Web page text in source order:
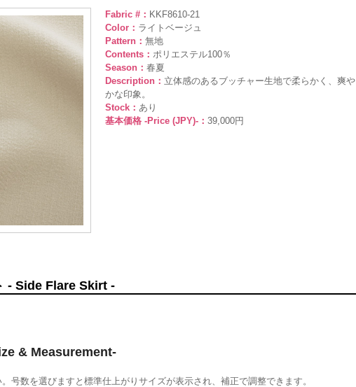
Fabric #： KKF8610-21
Color： ライトベージュ
Pattern： 無地
Contents： ポリエステル100％
Season： 春夏
Description： 立体感のあるブッチャー生地で柔らかく、爽や
かな印象。
Stock： あり
基本価格 -Price (JPY)-： 39,000円
- Side Flare Skirt -
& Measurement-
号数を選びますと標準仕上がりサイズが表示され、補正で調整できます。